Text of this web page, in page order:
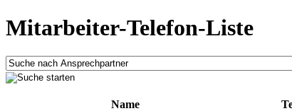
Mitarbeiter-Telefon-Liste
Name